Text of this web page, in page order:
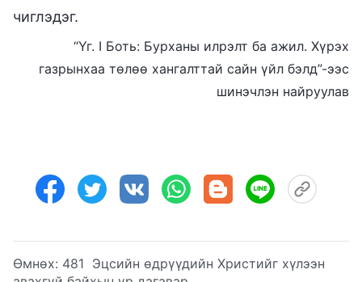
чиглэдэг.
“Үг. I Боть: Бурханы илрэлт ба ажил. Хүрэх
газрынхаа төлөө хангалттай сайн үйл бэлд”-ээс
шинэчлэн найруулав
Өмнөх: 481 Эцсийн өдрүүдийн Христийг хүлээн